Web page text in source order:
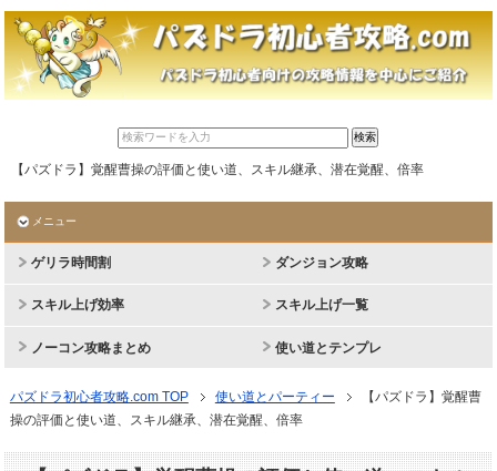
【パズドラ】覚醒曹操の評価と使い道、スキル継承、潜在覚醒、倍率
メニュー
ゲリラ時間割 ダンジョン攻略
スキル上げ効率 スキル上げ一覧
ノーコン攻略まとめ 使い道とテンプレ
パズドラ初心者攻略.com TOP 使い道とパーティー
【パズドラ】覚醒曹
操の評価と使い道、スキル継承、潜在覚醒、倍率